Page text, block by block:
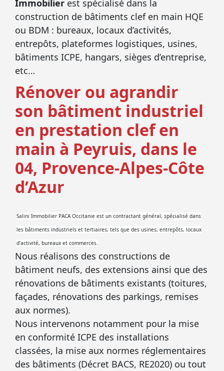
Immobilier est spécialisé dans la
construction de bâtiments clef en main HQE
ou BDM : bureaux, locaux d’activités,
entrepôts, plateformes logistiques, usines,
bâtiments ICPE, hangars, sièges d’entreprise,
etc…
Rénover ou agrandir
son bâtiment industriel
en prestation clef en
main à Peyruis, dans le
04, Provence-Alpes-Côte
d’Azur
Salini Immobilier PACA Occitanie est un contractant général, spécialisé dans
les bâtiments industriels et tertiaires, tels que des usines, entrepôts, locaux
d’activité, bureaux et commerces.
Nous réalisons des constructions de
bâtiment neufs, des extensions ainsi que des
rénovations de bâtiments existants (toitures,
façades, rénovations des parkings, remises
aux normes).
Nous intervenons notamment pour la mise
en conformité ICPE des installations
classées, la mise aux normes réglementaires
des bâtiments (Décret BACS, RE2020) ou tout